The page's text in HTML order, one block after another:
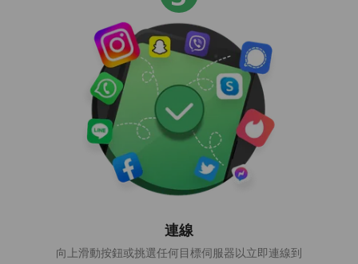
連線
向上滑動按鈕或挑選任何目標伺服器以立即連線到